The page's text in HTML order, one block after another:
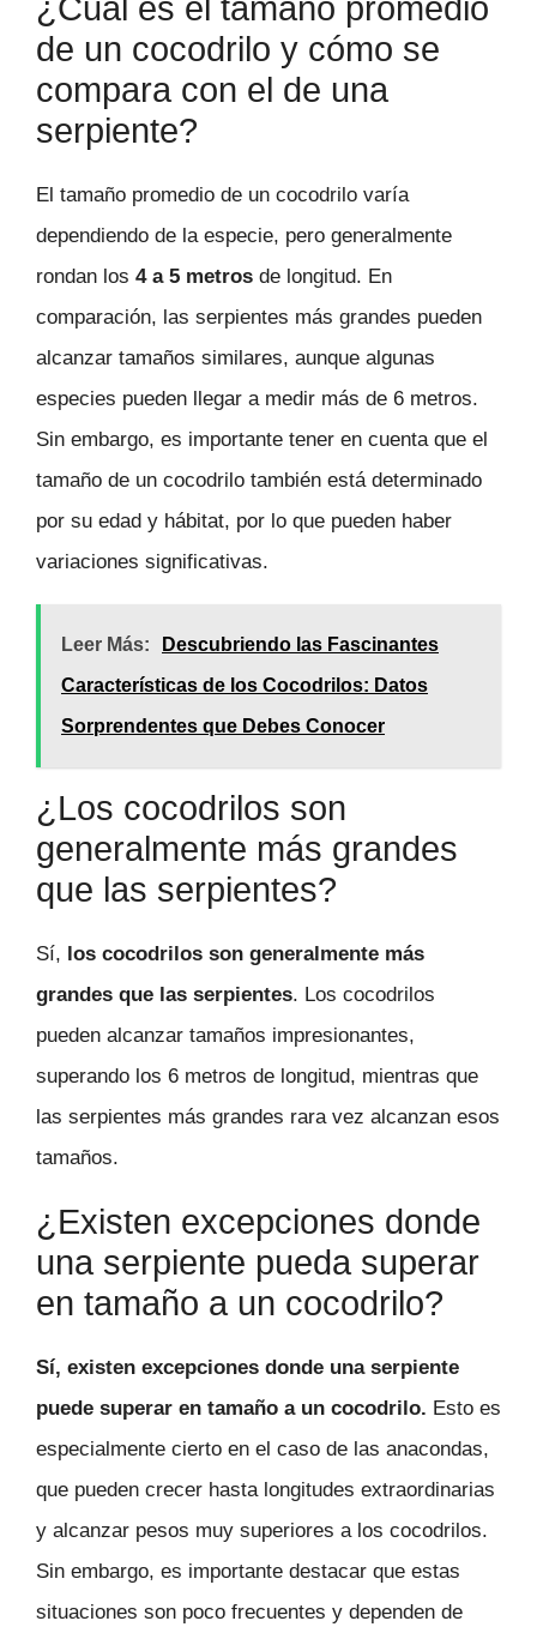
¿Cuál es el tamaño promedio
de un cocodrilo y cómo se
compara con el de una
serpiente?
El tamaño promedio de un cocodrilo varía
dependiendo de la especie, pero generalmente
rondan los 4 a 5 metros de longitud. En
comparación, las serpientes más grandes pueden
alcanzar tamaños similares, aunque algunas
especies pueden llegar a medir más de 6 metros.
Sin embargo, es importante tener en cuenta que el
tamaño de un cocodrilo también está determinado
por su edad y hábitat, por lo que pueden haber
variaciones significativas.
Leer Más:
Descubriendo las Fascinantes
Características de los Cocodrilos: Datos
Sorprendentes que Debes Conocer
¿Los cocodrilos son
generalmente más grandes
que las serpientes?
Sí, los cocodrilos son generalmente más
grandes que las serpientes. Los cocodrilos
pueden alcanzar tamaños impresionantes,
superando los 6 metros de longitud, mientras que
las serpientes más grandes rara vez alcanzan esos
tamaños.
¿Existen excepciones donde
una serpiente pueda superar
en tamaño a un cocodrilo?
Sí, existen excepciones donde una serpiente
puede superar en tamaño a un cocodrilo. Esto es
especialmente cierto en el caso de las anacondas,
que pueden crecer hasta longitudes extraordinarias
y alcanzar pesos muy superiores a los cocodrilos.
Sin embargo, es importante destacar que estas
situaciones son poco frecuentes y dependen de